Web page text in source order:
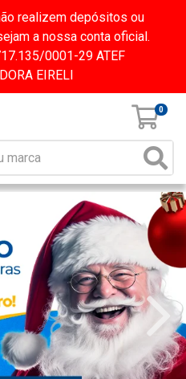
realizem depósitos ou
a nossa conta oficial.
0001-29 ATEF
EIRELI
0